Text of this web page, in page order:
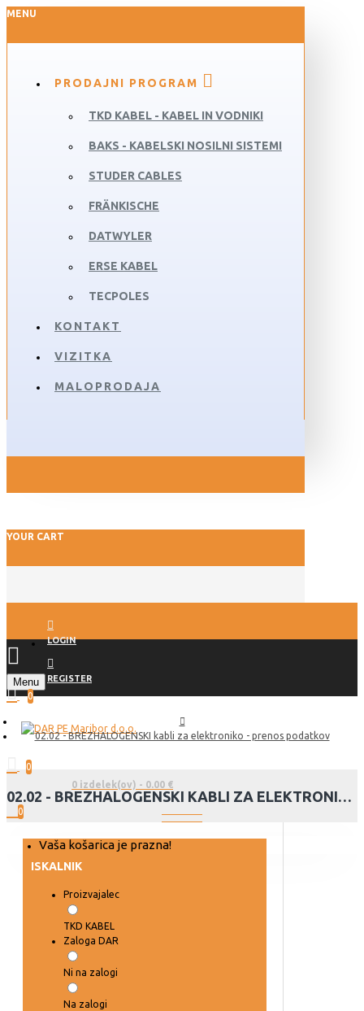
MENU
PRODAJNI PROGRAM
TKD KABEL - KABEL IN VODNIKI
BAKS - KABELSKI NOSILNI SISTEMI
STUDER CABLES
FRÄNKISCHE
DATWYLER
ERSE KABEL
TECPOLES
KONTAKT
VIZITKA
MALOPRODAJA
YOUR CART
LOGIN
REGISTER
Menu
0
0
0 izdelek(ov) - 0.00 €
0
Vaša košarica je prazna!
02.02 - BREZHALOGENSKI kabli za elektroniko - prenos podatkov
02.02 - BREZHALOGENSKI KABLI ZA ELEKTRONIKO - PRENOS PODATKOV
ISKALNIK
Proizvajalec
TKD KABEL
Zaloga DAR
Ni na zalogi
Na zalogi